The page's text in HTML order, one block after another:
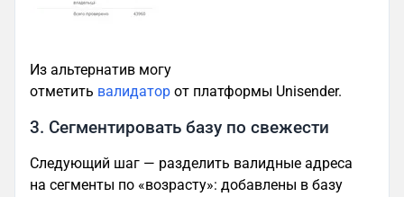
Из альтернатив могу
отметить валидатор от платформы Unisender.
3. Сегментировать базу по свежести
Следующий шаг — разделить валидные адреса
на сегменты по «возрасту»: добавлены в базу